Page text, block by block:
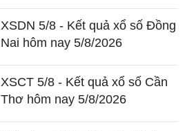
XSDN 5/8 - Kết quả xổ số Đồng
Nai hôm nay 5/8/2026
XSCT 5/8 - Kết quả xổ số Cần
Thơ hôm nay 5/8/2026